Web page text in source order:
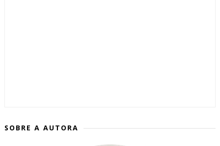
SOBRE A AUTORA